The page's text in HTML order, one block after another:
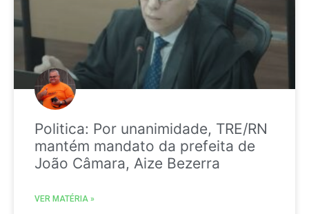
Politica: Por unanimidade, TRE/RN
mantém mandato da prefeita de
João Câmara, Aize Bezerra
VER MATÉRIA »